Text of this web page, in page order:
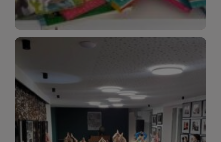
rozbudzać miłość do książek od najmłodszych lat.
Zapraszamy do wspólnej zabawy i odkrywania
świata literatury!
WIĘCEJ